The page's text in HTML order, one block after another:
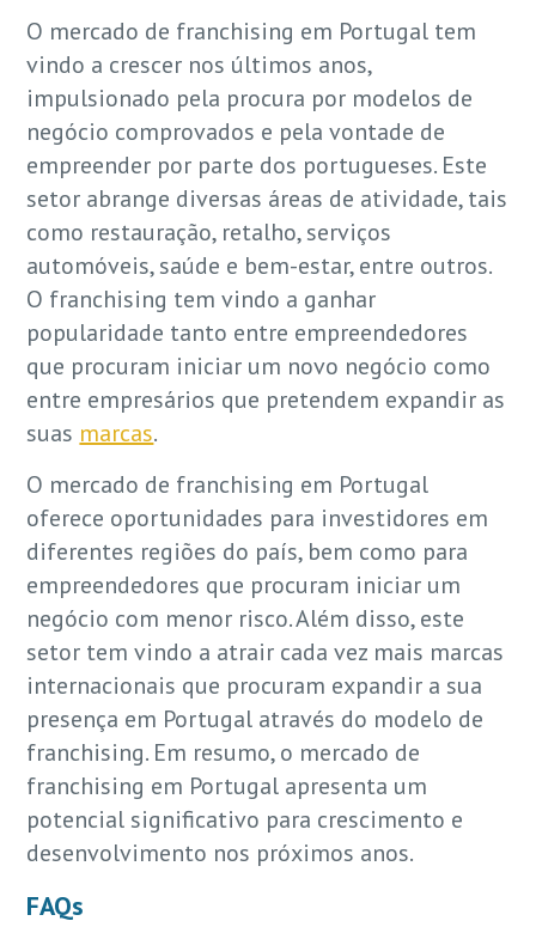
O mercado de franchising em Portugal tem
vindo a crescer nos últimos anos,
impulsionado pela procura por modelos de
negócio comprovados e pela vontade de
empreender por parte dos portugueses. Este
setor abrange diversas áreas de atividade, tais
como restauração, retalho, serviços
automóveis, saúde e bem-estar, entre outros.
O franchising tem vindo a ganhar
popularidade tanto entre empreendedores
que procuram iniciar um novo negócio como
entre empresários que pretendem expandir as
suas marcas.
O mercado de franchising em Portugal
oferece oportunidades para investidores em
diferentes regiões do país, bem como para
empreendedores que procuram iniciar um
negócio com menor risco. Além disso, este
setor tem vindo a atrair cada vez mais marcas
internacionais que procuram expandir a sua
presença em Portugal através do modelo de
franchising. Em resumo, o mercado de
franchising em Portugal apresenta um
potencial significativo para crescimento e
desenvolvimento nos próximos anos.
FAQs